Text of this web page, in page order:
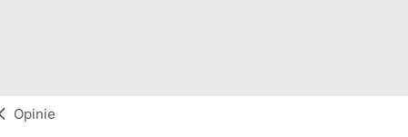
Opinie